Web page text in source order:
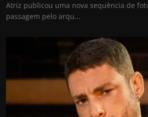
Atriz publicou uma nova sequência de
passagem pelo arqu...